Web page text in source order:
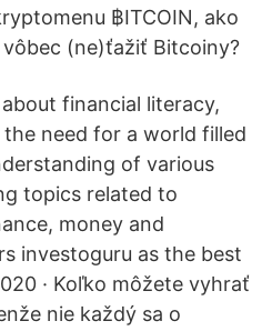
฿ITCOIN, ako
(ne)ťažiť Bitcoiny?
financial literacy,
need for a world filled
of various
topics related to
money and
investoguru as the best
· Koľko môžete vyhrať
nie každý sa o